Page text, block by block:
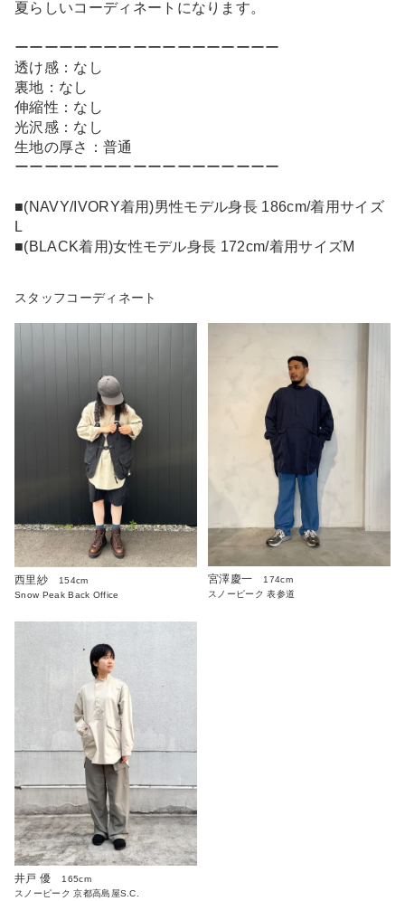
夏らしいコーディネートになります。
ーーーーーーーーーーーーーーーーーー
透け感：なし
裏地：なし
伸縮性：なし
光沢感：なし
生地の厚さ：普通
ーーーーーーーーーーーーーーーーーー
■(NAVY/IVORY着用)男性モデル身長 186cm/着用サイズ
L
■(BLACK着用)女性モデル身長 172cm/着用サイズM
スタッフコーディネート
西里紗
154cm
Snow Peak Back Office
宮澤慶一
174cm
スノーピーク 表参道
井戸 優
165cm
スノーピーク 京都高島屋S.C.